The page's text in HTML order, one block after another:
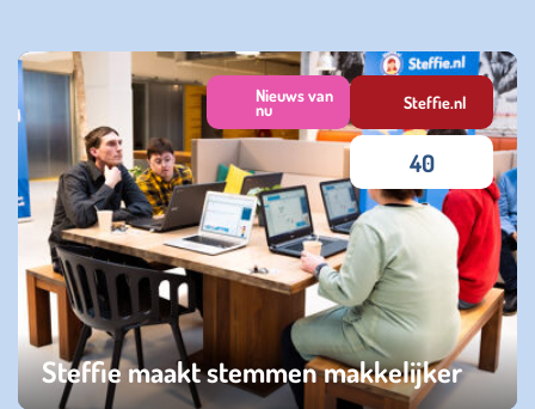
Steffie maakt stemmen makkelijker
Nieuws van
nu Steffie.nl
40